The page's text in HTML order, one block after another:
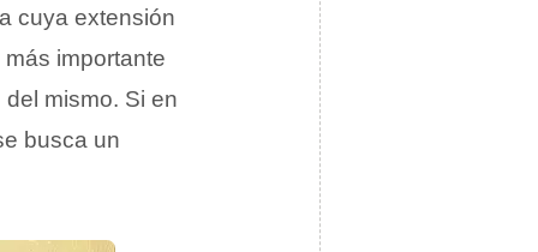
cuya extensión
importante
mismo. Si en
busca un